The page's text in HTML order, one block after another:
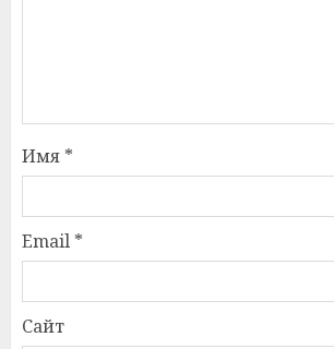
Имя *
Email *
Сайт